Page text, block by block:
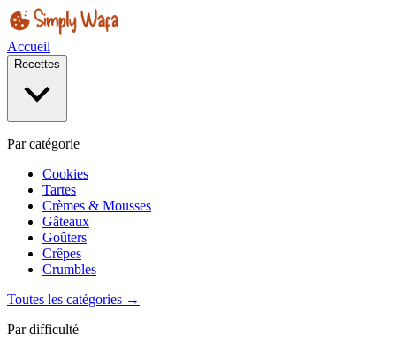
Accueil
Recettes
Par catégorie
Cookies
Tartes
Crèmes & Mousses
Gâteaux
Goûters
Crêpes
Crumbles
Toutes les catégories →
Par difficulté